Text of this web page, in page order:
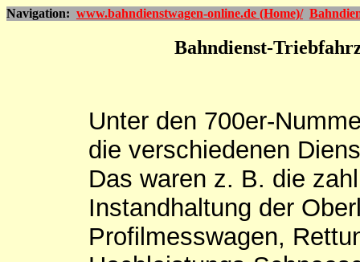
Navigation: www.bahndienstwagen-online.de (Home)/
Bahndienst-
Unter den 700er-
die verschiedenen
Das waren z. B. die
Instandhaltung der
Profilmesswagen,